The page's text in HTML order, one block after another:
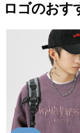
ロゴのおす